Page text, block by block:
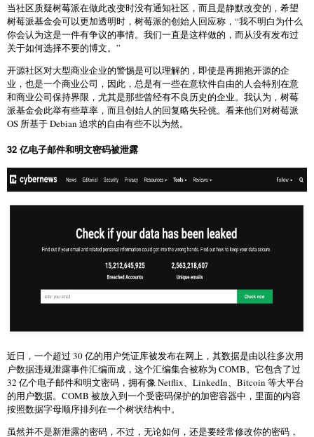
当社区质疑树莓派在做此改变时没有通知社区，而且是静默改变的，希望
树莓派基金会可以更加透明时，树莓派的创始人回应称，“我不明白为什么
你会认为这是一件有争议的事情。我们一直是这样做的，而从没有发布过
关于如何选择不要的博文。”
开源社区对大型商业企业的警惕是可以理解的，即使是再拥抱开源的企
业，也是一个商业公司，因此，总是有一些在意软件自由的人会特别在意
和商业公司保持界限，尤其是那些曾经有不良历史的企业。我认为，树莓
派基金会此举有些草率，而且创始人的回复略失轻佻。看来他们对树莓派
OS 所基于 Debian 追求的自由有些不以为然。
32 亿电子邮件和明文密码被泄露
近日，一个超过 30 亿的用户凭证库被发布在网上，其数据是由以往多次用
户数据违规泄露事件汇编而成，这个汇编集合被称为 COMB。它包含了过
32 亿个电子邮件和明文密码，拥有像 Netflix、LinkedIn、Bitcoin 等大平台
的用户数据。COMB 被放入到一个受密码保护的加密容器中，里面的内容
按照数据字母顺序排列在一个树状结构中。
虽然并不是新泄露的密码，不过，无论如何，还是要经常修改你的密码，